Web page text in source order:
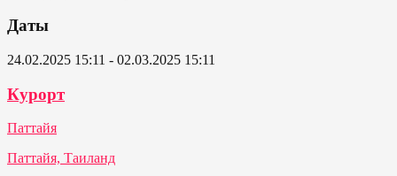
Даты
24.02.2025 15:11 - 02.03.2025 15:11
Курорт
Паттайя
Паттайя, Таиланд